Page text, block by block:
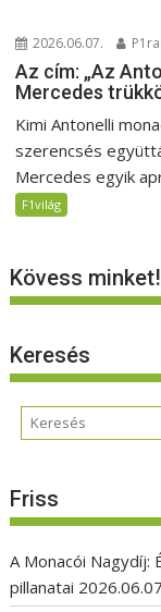
2026.06.07.
Az cím: „Az
Mercedes
Kimi Antonelli
szerencsés
Mercedes egyik
F1világ
Kövess minket!
Keresés
Friss
A Monacói Nagydíj:
pillanatai